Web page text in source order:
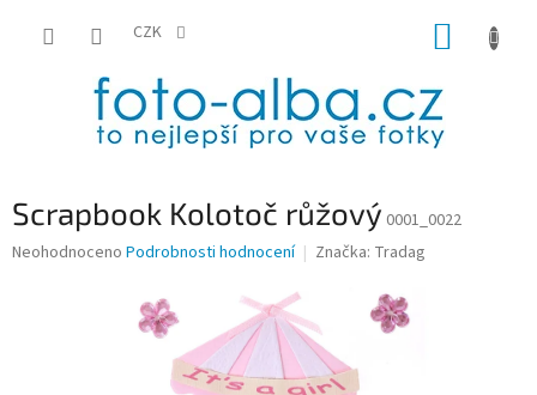
CZK
Scrapbook Kolotoč růžový 0001_0022
Průměrné
Neohodnoceno Podrobnosti hodnocení Značka: Tradag